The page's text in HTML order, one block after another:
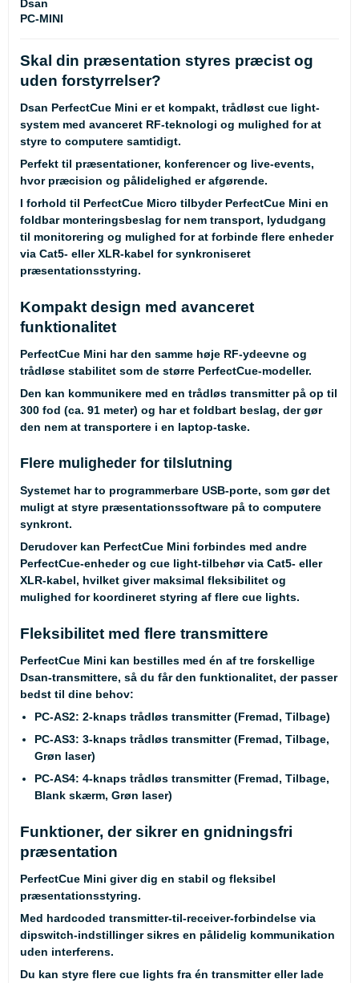
Dsan
PC-MINI
Skal din præsentation styres præcist og
uden forstyrrelser?
Dsan PerfectCue Mini er et kompakt, trådløst cue light-
system med avanceret RF-teknologi og mulighed for at
styre to computere samtidigt.
Perfekt til præsentationer, konferencer og live-events,
hvor præcision og pålidelighed er afgørende.
I forhold til PerfectCue Micro tilbyder PerfectCue Mini en
foldbar monteringsbeslag for nem transport, lydudgang
til monitorering og mulighed for at forbinde flere enheder
via Cat5- eller XLR-kabel for synkroniseret
præsentationsstyring.
Kompakt design med avanceret
funktionalitet
PerfectCue Mini har den samme høje RF-ydeevne og
trådløse stabilitet som de større PerfectCue-modeller.
Den kan kommunikere med en trådløs transmitter på op til
300 fod (ca. 91 meter) og har et foldbart beslag, der gør
den nem at transportere i en laptop-taske.
Flere muligheder for tilslutning
Systemet har to programmerbare USB-porte, som gør det
muligt at styre præsentationssoftware på to computere
synkront.
Derudover kan PerfectCue Mini forbindes med andre
PerfectCue-enheder og cue light-tilbehør via Cat5- eller
XLR-kabel, hvilket giver maksimal fleksibilitet og
mulighed for koordineret styring af flere cue lights.
Fleksibilitet med flere transmittere
PerfectCue Mini kan bestilles med én af tre forskellige
Dsan-transmittere, så du får den funktionalitet, der passer
bedst til dine behov:
PC-AS2: 2-knaps trådløs transmitter (Fremad, Tilbage)
PC-AS3: 3-knaps trådløs transmitter (Fremad, Tilbage,
Grøn laser)
PC-AS4: 4-knaps trådløs transmitter (Fremad, Tilbage,
Blank skærm, Grøn laser)
Funktioner, der sikrer en gnidningsfri
præsentation
PerfectCue Mini giver dig en stabil og fleksibel
præsentationsstyring.
Med hardcoded transmitter-til-receiver-forbindelse via
dipswitch-indstillinger sikres en pålidelig kommunikation
uden interferens.
Du kan styre flere cue lights fra én transmitter eller lade